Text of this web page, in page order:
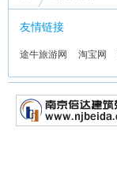
友情链接
途牛旅游网 淘宝网